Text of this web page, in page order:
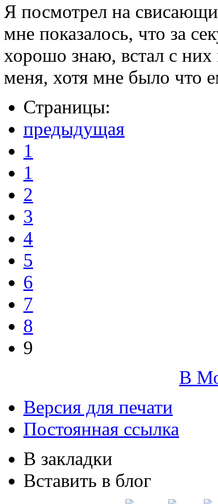
Я посмотрел на
мне показалось, что за
хорошо знаю, встал с
меня, хотя мне было что
Страницы:
предыдущая
1
1
2
3
4
5
6
7
8
9
В
Версия для печати
Постоянная ссылка
В закладки
Вставить в блог